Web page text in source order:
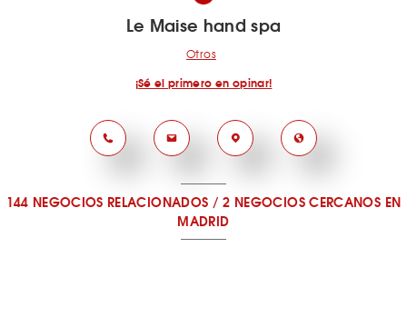
Le Maise hand spa
Otros
¡Sé el primero en opinar!
144 NEGOCIOS RELACIONADOS /2 NEGOCIOS CERCANOS EN
MADRID